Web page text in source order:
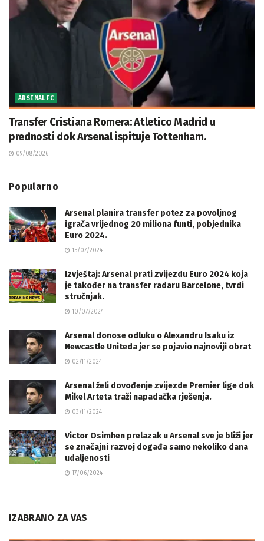
ARSENAL FC
Transfer Cristiana Romera: Atletico Madrid u
prednosti dok Arsenal ispituje Tottenham.
09/08/2026
Popularno
Arsenal planira transfer potez za povoljnog
igrača vrijednog 20 miliona funti, pobjednika
Euro 2024.
15/07/2024
Izvještaj: Arsenal prati zvijezdu Euro 2024 koja
je također na transfer radaru Barcelone, tvrdi
stručnjak.
10/07/2024
Arsenal donose odluku o Alexandru Isaku iz
Newcastle Uniteda jer se pojavio najnoviji obrat
02/11/2024
Arsenal želi dovođenje zvijezde Premier lige dok
Mikel Arteta traži napadačka rješenja.
03/11/2024
Victor Osimhen prelazak u Arsenal sve je bliži jer
se značajni razvoj događa samo nekoliko dana
udaljenosti
17/06/2024
IZABRANO ZA VAS